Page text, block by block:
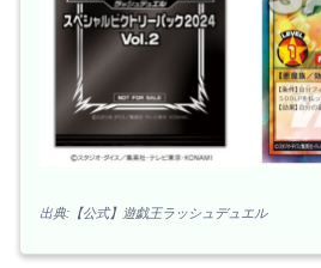
出典:【公式】遊戯王ラッシュデュエル